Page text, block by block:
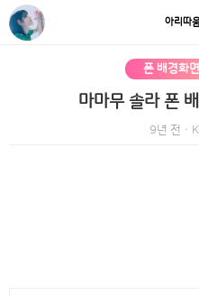
아리따
폰 배경화
마마무 솔라 폰
9년 전 ·